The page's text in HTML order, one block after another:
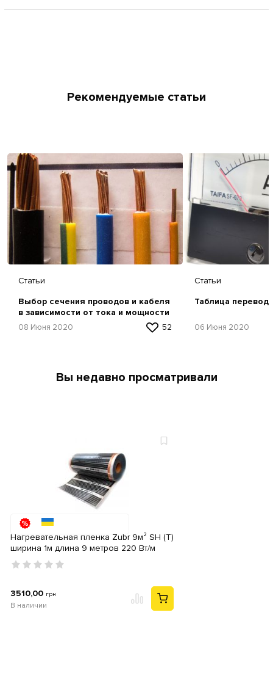
Рекомендуемые статьи
Статьи
Выбор сечения проводов и кабеля
в зависимости от тока и мощности
08 Июня 2020 52
Статьи
Таблица
06 Июня 2020
Вы недавно просматривали
Нагревательная пленка Zubr 9м² SH (T)
ширина 1м длина 9 метров 220 Вт/м
3510,00 грн
В наличии